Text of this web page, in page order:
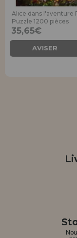
Alice dans l'aventure
Puzzle 1200 pièces
35,65€
AVISER